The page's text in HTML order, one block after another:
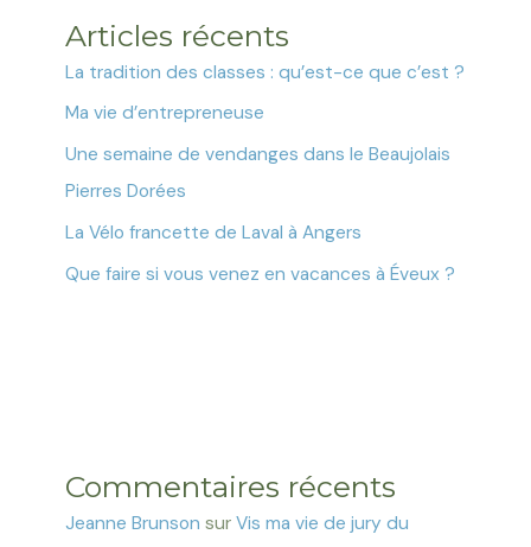
Articles récents
La tradition des classes : qu’est-ce que c’est ?
Ma vie d’entrepreneuse
Une semaine de vendanges dans le Beaujolais
Pierres Dorées
La Vélo francette de Laval à Angers
Que faire si vous venez en vacances à Éveux ?
Commentaires récents
Jeanne Brunson sur Vis ma vie de jury du